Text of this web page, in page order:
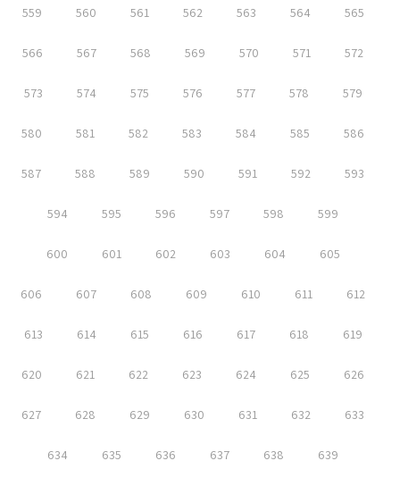
559 560 561 562 563 564 565
566 567 568 569 570 571 572
573 574 575 576 577 578 579
580 581 582 583 584 585 586
587 588 589 590 591 592 593
594 595 596 597 598 599
600 601 602 603 604 605
606 607 608 609 610 611 612
613 614 615 616 617 618 619
620 621 622 623 624 625 626
627 628 629 630 631 632 633
634 635 636 637 638 639